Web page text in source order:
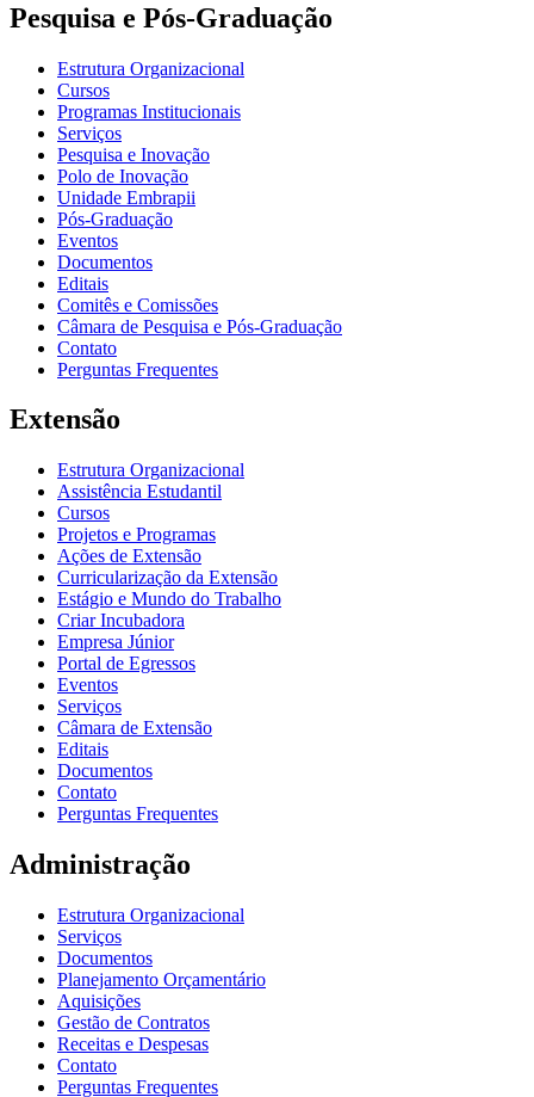
Pesquisa e Pós-Graduação
Estrutura Organizacional
Cursos
Programas Institucionais
Serviços
Pesquisa e Inovação
Polo de Inovação
Unidade Embrapii
Pós-Graduação
Eventos
Documentos
Editais
Comitês e Comissões
Câmara de Pesquisa e Pós-Graduação
Contato
Perguntas Frequentes
Extensão
Estrutura Organizacional
Assistência Estudantil
Cursos
Projetos e Programas
Ações de Extensão
Curricularização da Extensão
Estágio e Mundo do Trabalho
Criar Incubadora
Empresa Júnior
Portal de Egressos
Eventos
Serviços
Câmara de Extensão
Editais
Documentos
Contato
Perguntas Frequentes
Administração
Estrutura Organizacional
Serviços
Documentos
Planejamento Orçamentário
Aquisições
Gestão de Contratos
Receitas e Despesas
Contato
Perguntas Frequentes